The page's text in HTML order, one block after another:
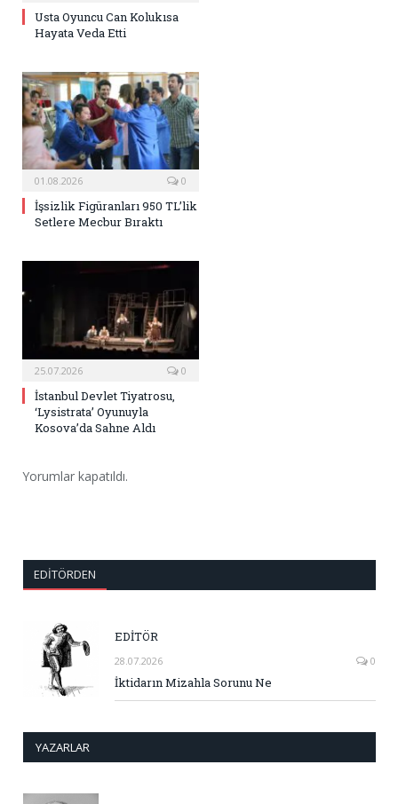
Usta Oyuncu Can Kolukısa
Hayata Veda Etti
01.08.2026 0
İşsizlik Figüranları 950 TL’lik
Setlere Mecbur Bıraktı
25.07.2026 0
İstanbul Devlet Tiyatrosu,
‘Lysistrata’ Oyunuyla
Kosova’da Sahne Aldı
Yorumlar kapatıldı.
EDITÖRDEN
EDİTÖR
28.07.2026 0
İktidarın Mizahla Sorunu Ne
YAZARLAR